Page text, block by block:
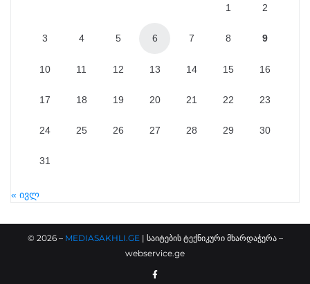
1 2
3 4 5 6 7 8 9
10 11 12 13 14 15 16
17 18 19 20 21 22 23
24 25 26 27 28 29 30
31
« ივლ
© 2026– MEDIASAKHLI.GE| საიტების ტექნიკური მხარდაჭერა –
webservice.ge